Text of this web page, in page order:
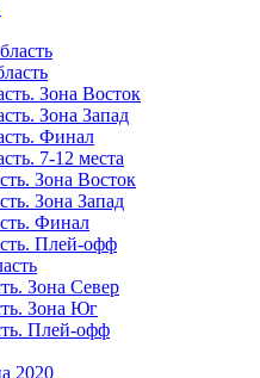
Зона Восток
Зона Запад
Финал
7-12 места
Зона Восток
Зона Запад
Финал
Плей-офф
Зона Север
Зона Юг
Плей-офф
2020